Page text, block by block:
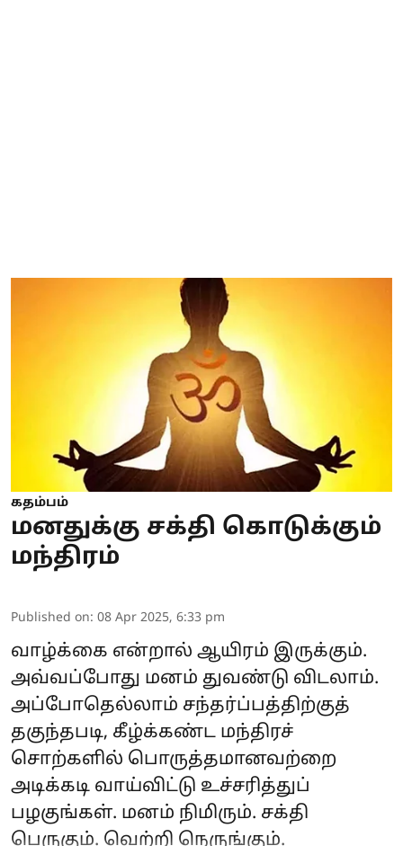
கதம்பம்
மனதுக்கு சக்தி கொடுக்கும்
மந்திரம்
Published on: 08 Apr 2025, 6:33 pm
வாழ்க்கை என்றால் ஆயிரம் இருக்கும்.
அவ்வப்போது மனம் துவண்டு விடலாம்.
அப்போதெல்லாம் சந்தர்ப்பத்திற்குத்
தகுந்தபடி, கீழ்க்கண்ட மந்திரச்
சொற்களில் பொருத்தமானவற்றை
அடிக்கடி வாய்விட்டு உச்சரித்துப்
பழகுங்கள். மனம் நிமிரும். சக்தி
பெருகும். வெற்றி நெருங்கும்.